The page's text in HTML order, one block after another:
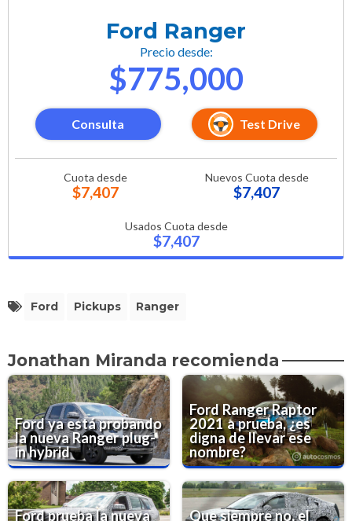
Ford Ranger
Precio desde:
$775,000
Consulta Test Drive
Cuota desde
$7,407
Nuevos Cuota desde
$7,407
Usados Cuota desde
$7,407
Ford Pickups Ranger
Jonathan Miranda recomienda
Ford ya está probando
la nueva Ranger plug-
in hybrid
Ford Ranger Raptor
2021 a prueba, ¿es
digna de llevar ese
nombre?
Ford prueba la nueva
Que siempre no, el